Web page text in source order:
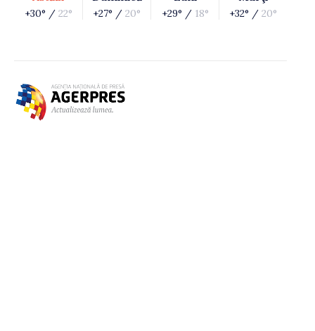
+30° / 22° +27° / 20° +29° / 18° +32° / 20°